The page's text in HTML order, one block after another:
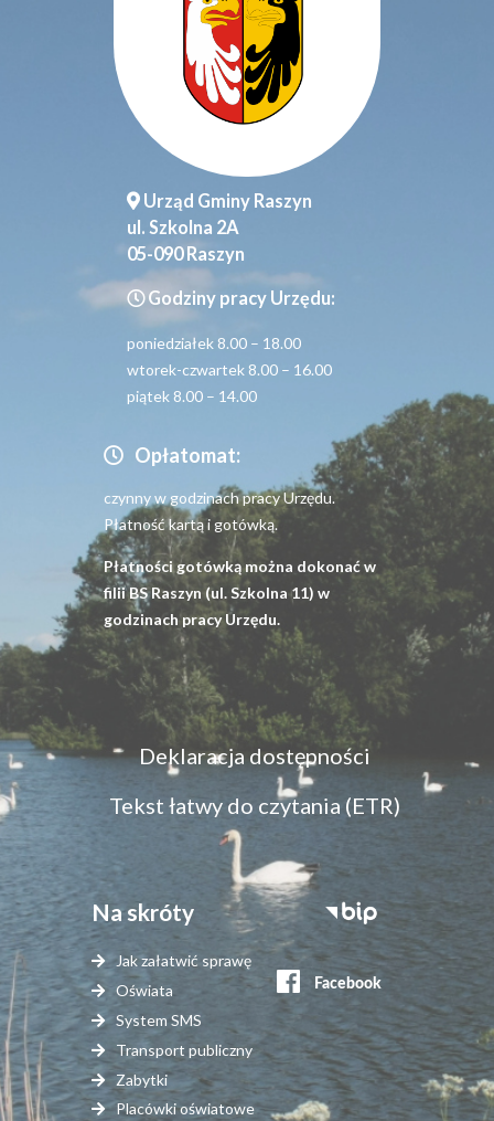
Urząd Gminy Raszyn
ul. Szkolna 2A
05-090 Raszyn
Godziny pracy Urzędu:
poniedziałek 8.00 – 18.00
wtorek-czwartek 8.00 – 16.00
piątek 8.00 – 14.00
Opłatomat:
czynny w godzinach pracy Urzędu.
Płatność kartą i gotówką.
Płatności gotówką można dokonać w
filii BS Raszyn (ul. Szkolna 11) w
godzinach pracy Urzędu.
Menu
dostępność
Deklaracja dostępności
Tekst łatwy do czytania (ETR)
Na skróty
Jak załatwić sprawę
Oświata
System SMS
Transport publiczny
Zabytki
Placówki oświatowe
Stopka
serwisy
zewnętrzne